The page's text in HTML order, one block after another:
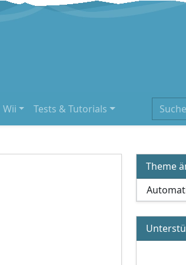
Wii Tests & Tutorials Suchen
Theme